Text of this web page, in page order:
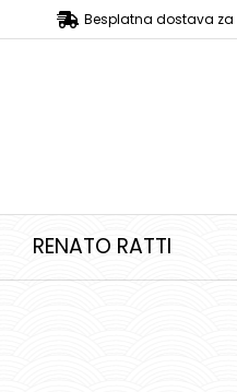
Besplatna dostava za
RENATO RATTI